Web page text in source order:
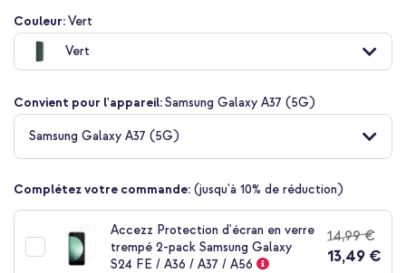
Passer
au
de
Galerie
d’images
Couleur:Vert
Vert
Convient pour l'appareil:Samsung Galaxy A37 (5G)
Samsung Galaxy A37 (5G)
Complétez votre commande: (jusqu'à 10% de réduction)
Accezz Protection d'écran en verre
trempé 2-pack Samsung Galaxy
S24 FE / A36 / A37 / A56
14,99 €
13,49 €